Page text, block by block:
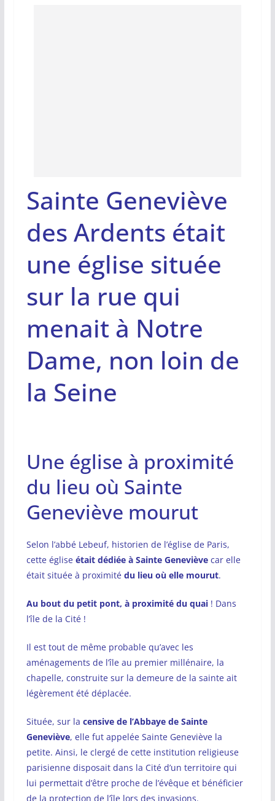
Sainte Geneviève
des Ardents était
une église située
sur la rue qui
menait à Notre
Dame, non loin de
la Seine
Une église à proximité
du lieu où Sainte
Geneviève mourut
Selon l’abbé Lebeuf, historien de l’église de Paris,
cette église était dédiée à Sainte Geneviève car elle
était située à proximité du lieu où elle mourut.
Au bout du petit pont, à proximité du quai ! Dans
l’île de la Cité !
Il est tout de même probable qu’avec les
aménagements de l’île au premier millénaire, la
chapelle, construite sur la demeure de la sainte ait
légèrement été déplacée.
Située, sur la censive de l’Abbaye de Sainte
Geneviève, elle fut appelée Sainte Geneviève la
petite. Ainsi, le clergé de cette institution religieuse
parisienne disposait dans la Cité d’un territoire qui
lui permettait d’être proche de l’évêque et bénéficier
de la protection de l’île lors des invasions.